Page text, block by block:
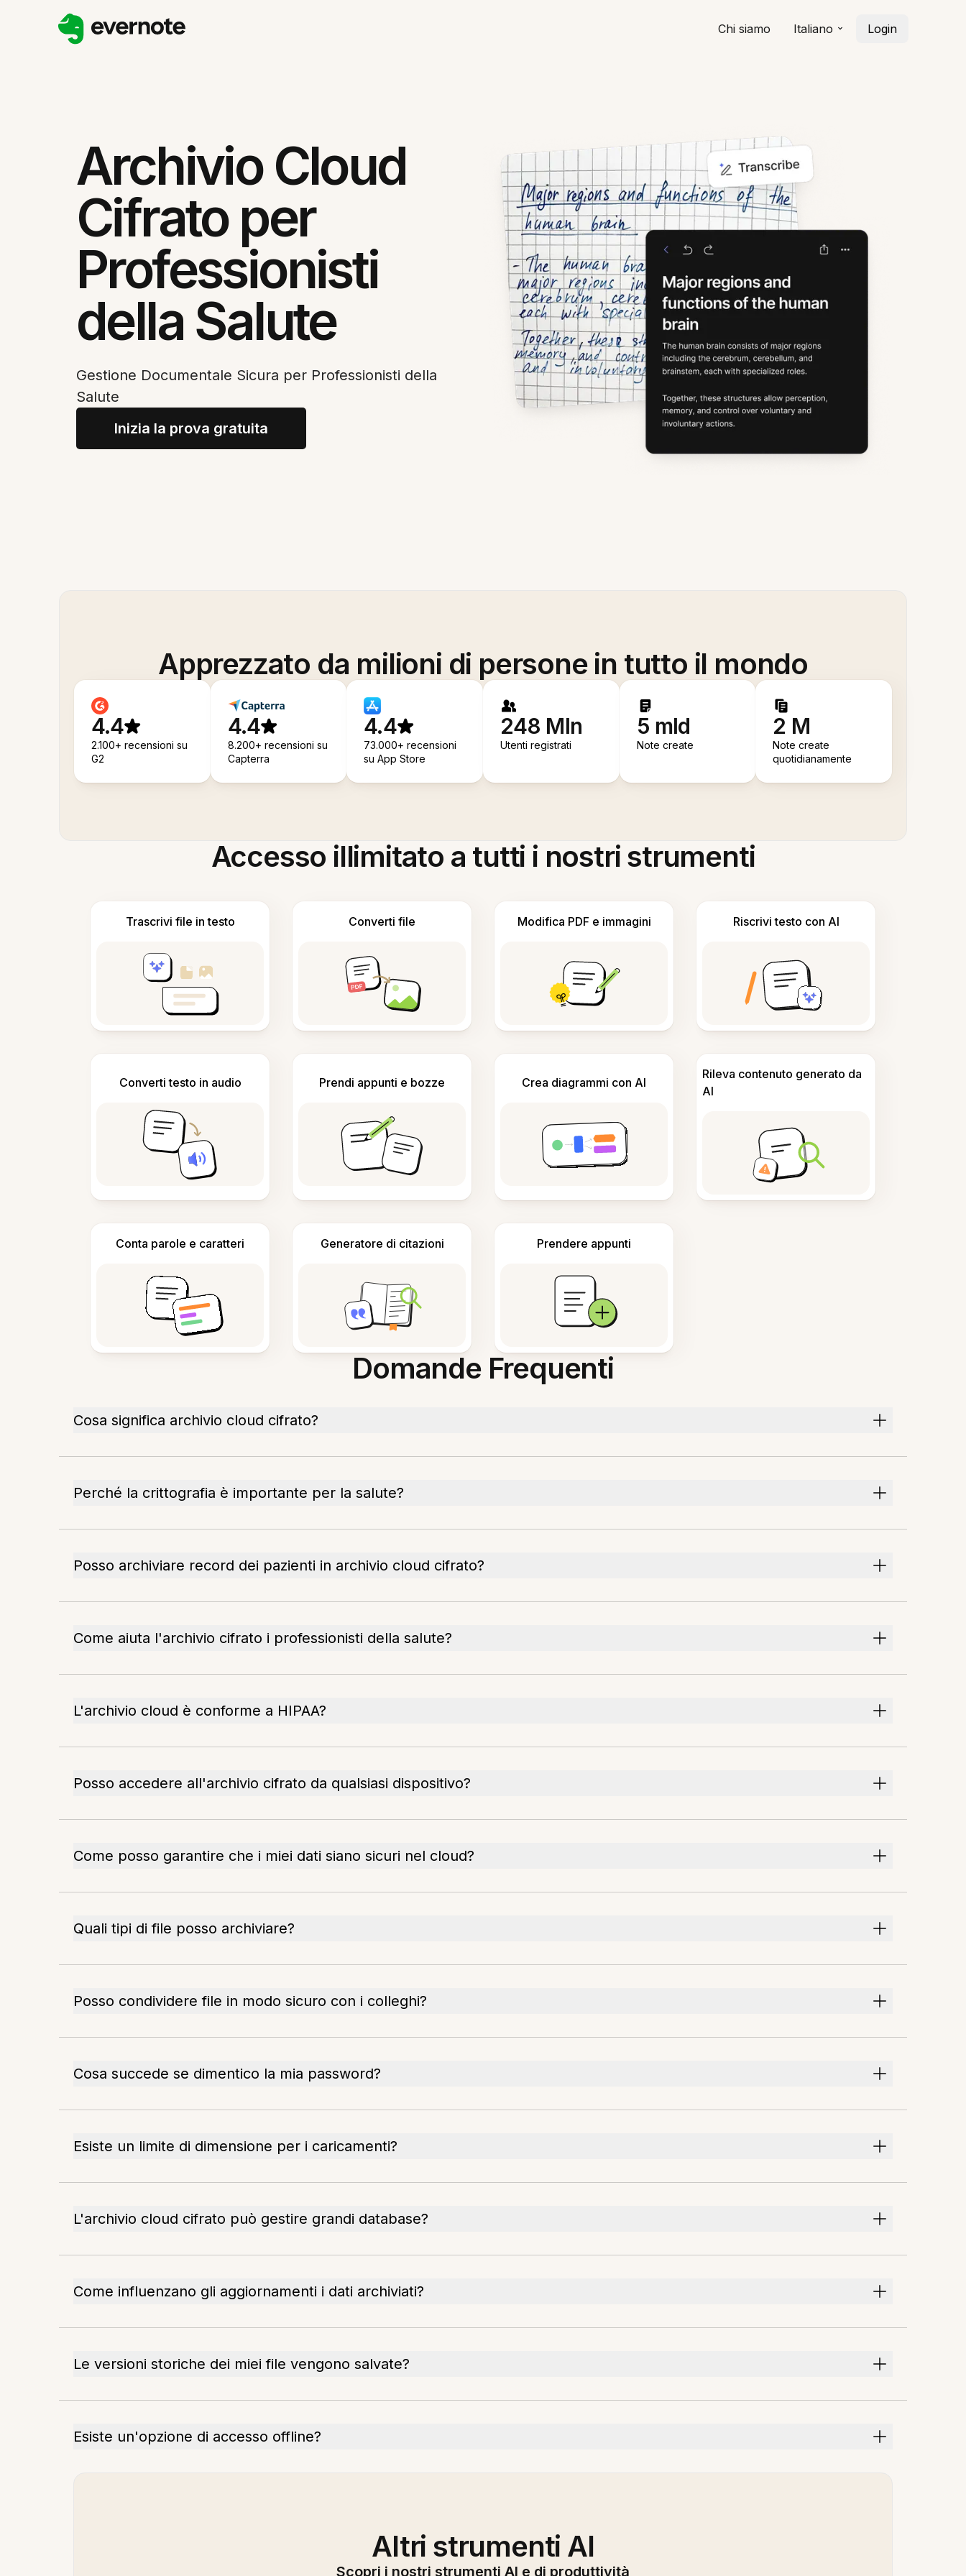
Chi siamo Italiano Login
Archivio Cloud
Cifrato per
Professionisti
della Salute
Gestione Documentale Sicura per Professionisti della
Salute
Inizia la prova gratuita
Apprezzato da milioni di persone in tutto il mondo
4.4
2.100+ recensioni su
G2
4.4
8.200+ recensioni su
Capterra
4.4
73.000+ recensioni
su App Store
248 Mln
Utenti registrati
5 mld
Note create
2 M
Note create
quotidianamente
Accesso illimitato a tutti i nostri strumenti
Trascrivi file in testo Converti file Modifica PDF e immagini Riscrivi testo con AI
Converti testo in audio Prendi appunti e bozze Crea diagrammi con AI
Rileva contenuto generato da
AI
Conta parole e caratteri Generatore di citazioni Prendere appunti
Domande Frequenti
Cosa significa archivio cloud cifrato?
Perché la crittografia è importante per la salute?
Posso archiviare record dei pazienti in archivio cloud cifrato?
Come aiuta l'archivio cifrato i professionisti della salute?
L'archivio cloud è conforme a HIPAA?
Posso accedere all'archivio cifrato da qualsiasi dispositivo?
Come posso garantire che i miei dati siano sicuri nel cloud?
Quali tipi di file posso archiviare?
Posso condividere file in modo sicuro con i colleghi?
Cosa succede se dimentico la mia password?
Esiste un limite di dimensione per i caricamenti?
L'archivio cloud cifrato può gestire grandi database?
Come influenzano gli aggiornamenti i dati archiviati?
Le versioni storiche dei miei file vengono salvate?
Esiste un'opzione di accesso offline?
Altri strumenti AI
Scopri i nostri strumenti AI e di produttività